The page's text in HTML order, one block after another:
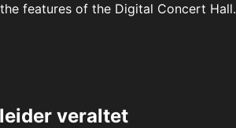
features of the Digital Concert Hall.
veraltet